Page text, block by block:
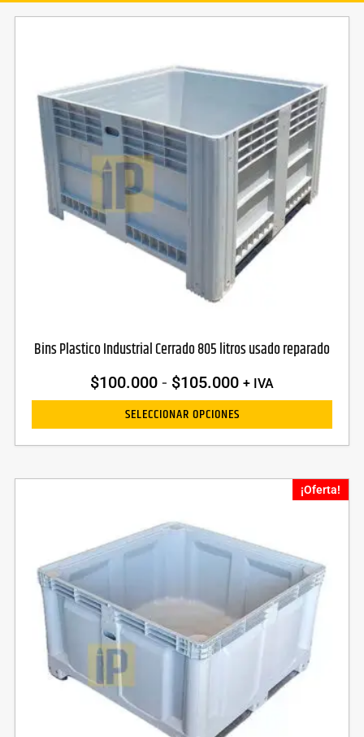
Bins Plastico Industrial Cerrado 805 litros usado reparado
$100.000 - $105.000 + IVA
SELECCIONAR OPCIONES
¡Oferta!